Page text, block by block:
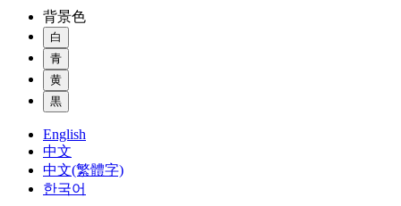
背景色
白
青
黄
黒
English
中文
中文(繁體字)
한국어